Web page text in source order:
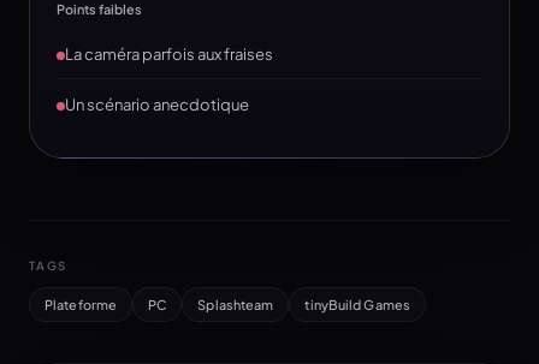
Points faibles
La caméra parfois aux fraises
Un scénario anecdotique
TAGS
Plateforme PC Splashteam tinyBuild Games